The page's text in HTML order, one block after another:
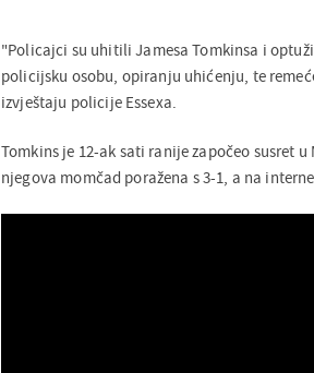
"Policajci su uhitili Jamesa Tomkinsa i
policijsku osobu, opiranju uhićenju, te
izvještaju policije Essexa.
Tomkins je 12-ak sati ranije započeo susret
njegova momčad poražena s 3-1, a na